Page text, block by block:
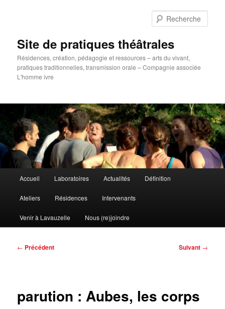
Site de pratiques théâtrales
Résidences, création, pédagogie et ressources – arts du vivant,
pratiques traditionnelles, transmission orale – Compagnie associée
L'homme ivre
principal
Accueil Laboratoires Actualités Définition
Ateliers Résidences Intervenants
Venir à Lavauzelle Nous (re)joindre
Navigation
← Précédent Suivant →
parution : Aubes, les corps